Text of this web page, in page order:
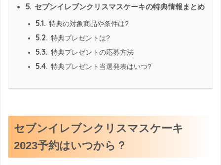
5. セブンイレブンクリスマスケーキの特典情報まとめ
5.1. 特典の対象商品や条件は?
5.2. 特典プレゼントは?
5.3. 特典プレゼントの応募方法
5.4. 特典プレゼント当選発表はいつ?
セブンイレブンクリスマスケーキ
2023予約はいつから？